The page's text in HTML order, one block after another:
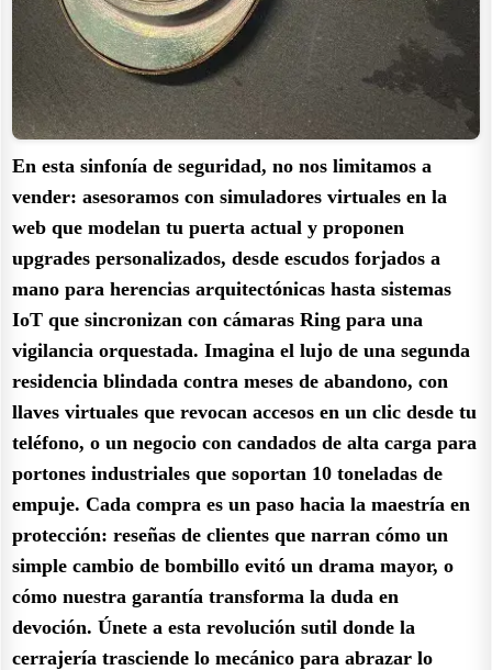
En esta sinfonía de seguridad, no nos limitamos a
vender: asesoramos con simuladores virtuales en la
web que modelan tu puerta actual y proponen
upgrades personalizados, desde escudos forjados a
mano para herencias arquitectónicas hasta sistemas
IoT que sincronizan con cámaras Ring para una
vigilancia orquestada. Imagina el lujo de una segunda
residencia blindada contra meses de abandono, con
llaves virtuales que revocan accesos en un clic desde tu
teléfono, o un negocio con candados de alta carga para
portones industriales que soportan 10 toneladas de
empuje. Cada compra es un paso hacia la maestría en
protección: reseñas de clientes que narran cómo un
simple cambio de bombillo evitó un drama mayor, o
cómo nuestra garantía transforma la duda en
devoción. Únete a esta revolución sutil donde la
cerrajería trasciende lo mecánico para abrazar lo